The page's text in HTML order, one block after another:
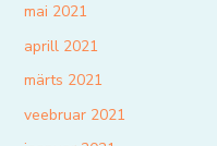
mai 2021
aprill 2021
märts 2021
veebruar 2021